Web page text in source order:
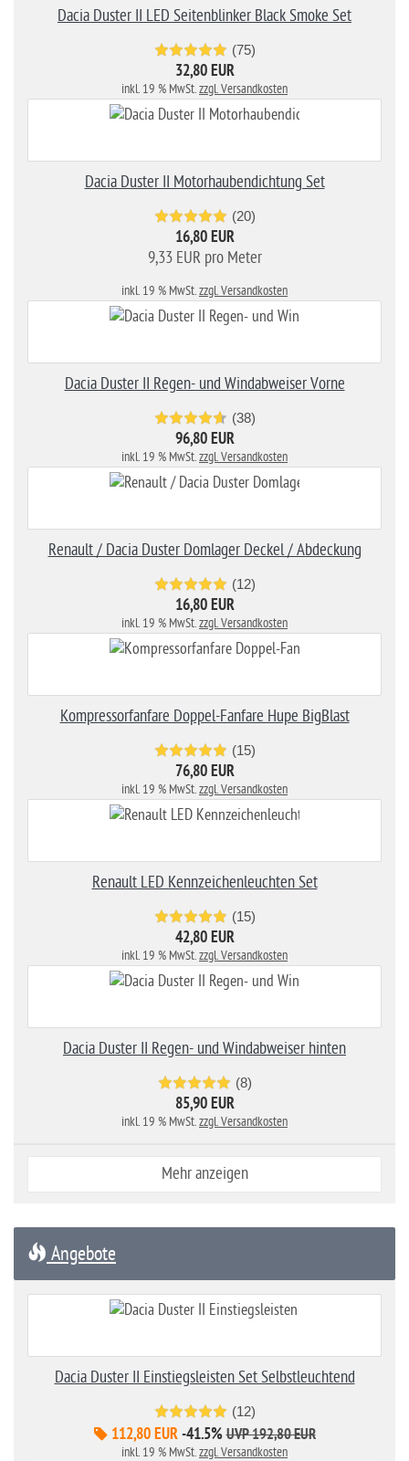
Dacia Duster II LED Seitenblinker Black Smoke Set
(75)
32,80 EUR
inkl. 19 % MwSt.zzgl. Versandkosten
Dacia Duster II Motorhaubendichtung Set
(20)
16,80 EUR
9,33 EUR pro Meter
inkl. 19 % MwSt.zzgl. Versandkosten
Dacia Duster II Regen- und Windabweiser Vorne
(38)
96,80 EUR
inkl. 19 % MwSt.zzgl. Versandkosten
Renault / Dacia Duster Domlager Deckel / Abdeckung
(12)
16,80 EUR
inkl. 19 % MwSt.zzgl. Versandkosten
Kompressorfanfare Doppel-Fanfare Hupe BigBlast
(15)
76,80 EUR
inkl. 19 % MwSt.zzgl. Versandkosten
Renault LED Kennzeichenleuchten Set
(15)
42,80 EUR
inkl. 19 % MwSt.zzgl. Versandkosten
Dacia Duster II Regen- und Windabweiser hinten
(8)
85,90 EUR
inkl. 19 % MwSt.zzgl. Versandkosten
Mehr anzeigen
Angebote
Dacia Duster II Einstiegsleisten Set Selbstleuchtend
(12)
112,80 EUR -41.5% UVP 192,80 EUR
inkl. 19 % MwSt.zzgl. Versandkosten